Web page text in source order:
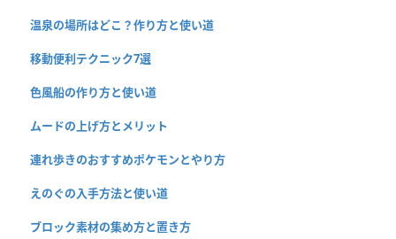
温泉の場所はどこ？作り方と使い道
移動便利テクニック7選
色風船の作り方と使い道
ムードの上げ方とメリット
連れ歩きのおすすめポケモンとやり方
えのぐの入手方法と使い道
ブロック素材の集め方と置き方